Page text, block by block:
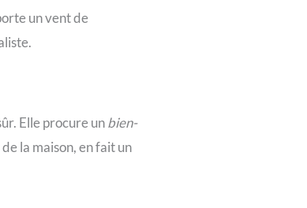
un vent de
Elle procure unbien-
la maison, en fait un